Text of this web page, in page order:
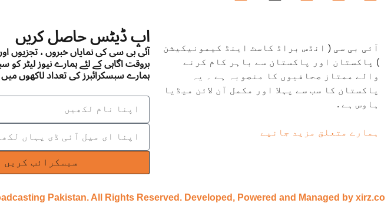
آئی بی سی ( انڈس براڈ کاسٹ اینڈ کیمونیکیشن
) پاکستان اور پاکستان سے باہر کام کرنے
والے ممتاز صحافیوں کا منصوبہ ہے ۔ یہ
پاکستان کا سب سے پہلا اور مکمل آن لائن میڈیا
ہاوس ہے .
ہمارے متعلق مزید جانیے
اپ ڈیٹس حاصل کریں
آئی بی سی کی نمایاں خبروں ، تجزیوں
بروقت اگاہی کے لئے ہمارے نیوز لیٹر کو
ہمارے سبسکرائبرز کی تعداد لاکھوں میں
سبسکرائب کریں
Pakistan. All Rights Reserved. Developed, Powered and Managed by xirz.co